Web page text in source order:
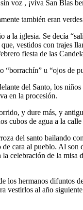
voz , ¡viva San Blas
también eran
la iglesia. Se decía
vestidos con trajes
fiesta de las
u “ojos de
del Santo, los
en la procesión.
y dure más, y
cubos de agua a la
del santo bailando
cara al pueblo. Al
celebración de la
hermanos difuntos
vestirlos al año